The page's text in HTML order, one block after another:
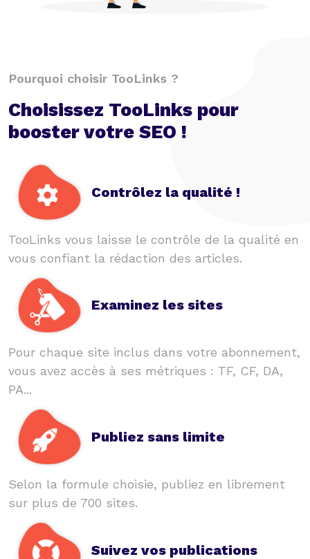
Pourquoi choisir TooLinks ?
Choisissez TooLinks pour
booster votre SEO !
Contrôlez la qualité !
TooLinks vous laisse le contrôle de la qualité en
vous confiant la rédaction des articles.
Examinez les sites
Pour chaque site inclus dans votre abonnement,
vous avez accès à ses métriques : TF, CF, DA,
PA...
Publiez sans limite
Selon la formule choisie, publiez en librement
sur plus de 700 sites.
Suivez vos publications